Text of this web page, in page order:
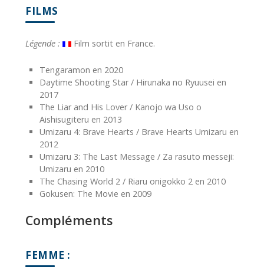
FILMS
Légende : Film sortit en France.
Tengaramon en 2020
Daytime Shooting Star / Hirunaka no Ryuusei en
2017
The Liar and His Lover / Kanojo wa Uso o
Aishisugiteru en 2013
Umizaru 4: Brave Hearts / Brave Hearts Umizaru en
2012
Umizaru 3: The Last Message / Za rasuto messeji:
Umizaru en 2010
The Chasing World 2 / Riaru onigokko 2 en 2010
Gokusen: The Movie en 2009
Compléments
FEMME :